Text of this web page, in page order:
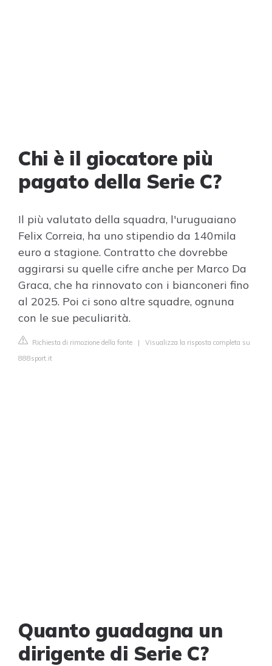
Chi è il giocatore più
pagato della Serie C?
Il più valutato della squadra, l'uruguaiano
Felix Correia, ha uno stipendio da 140mila
euro a stagione. Contratto che dovrebbe
aggirarsi su quelle cifre anche per Marco Da
Graca, che ha rinnovato con i bianconeri fino
al 2025. Poi ci sono altre squadre, ognuna
con le sue peculiarità.
Richiesta di rimozione della fonte | Visualizza la risposta completa su
888sport.it
Quanto guadagna un
dirigente di Serie C?